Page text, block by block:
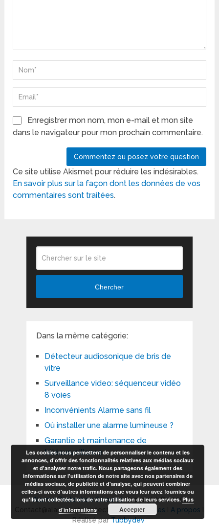
Enregistrer mon nom, mon e-mail et mon site
dans le navigateur pour mon prochain commentaire.
Ce site utilise Akismet pour réduire les indésirables.
En savoir plus sur la façon dont les données de vos
commentaires sont traitées.
Chercher
Dans la même catégorie:
Détecteur audiosonique de bris de
vitre
Surveillance video: séquenceur vidéo
8 voies
Inconvénients Alarme sans fil
Où installer une alarme lumineuse ?
Garantie et maintenance de
télésurveillance
Alarme Protection SécuritéCopyright © 2026.
Contact@alarme-et-protection.com IArticles IA propos
Réalisé parTubbydev
Les cookies nous permettent de personnaliser le contenu et les
annonces, d'offrir des fonctionnalités relatives aux médias sociaux
et d'analyser notre trafic. Nous partageons également des
informations sur l'utilisation de notre site avec nos partenaires de
médias sociaux, de publicité et d'analyse, qui peuvent combiner
celles-ci avec d'autres informations que vous leur avez fournies ou
qu'ils ont collectées lors de votre utilisation de leurs services. Plus
d’informations
Accepter